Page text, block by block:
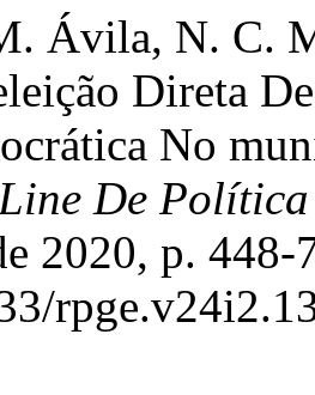
Ávila, N. C.
Direta
No
De
2020, p. 448-